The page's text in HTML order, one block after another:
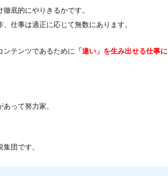
底的にやりきるかです。
仕事は適正に応じて無数にあります。
ンテンツであるために 「違い」を生み出せる仕事に
って努力家。
団です。